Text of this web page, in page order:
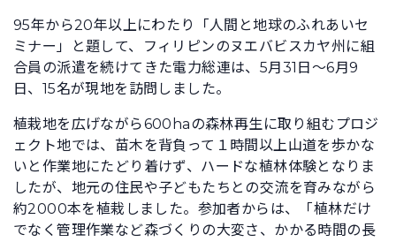
95年から20年以上にわたり「人間と地球のふれあいセ
ミナー」と題して、フィリピンのヌエバビスカヤ州に組
合員の派遣を続けてきた電力総連は、5月31日〜6月9
日、15名が現地を訪問しました。
植栽地を広げながら600haの森林再生に取り組むプロジ
ェクト地では、苗木を背負って１時間以上山道を歩かな
いと作業地にたどり着けず、ハードな植林体験となりま
したが、地元の住民や子どもたちとの交流を育みながら
約2000本を植栽しました。参加者からは、「植林だけ
でなく管理作業など森づくりの大変さ、かかる時間の長